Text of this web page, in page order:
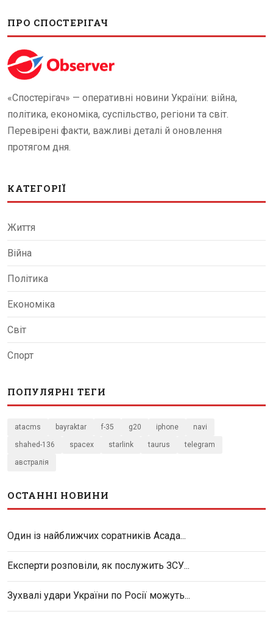
ПРО СПОСТЕРІГАЧ
«Спостерігач» — оперативні новини України: війна,
політика, економіка, суспільство, регіони та світ.
Перевірені факти, важливі деталі й оновлення
протягом дня.
КАТЕГОРІЇ
Життя
Війна
Політика
Економіка
Світ
Спорт
ПОПУЛЯРНІ ТЕГИ
atacms bayraktar f-35 g20 iphone navi
shahed-136 spacex starlink taurus telegram
австралія
ОСТАННІ НОВИНИ
Один із найближчих соратників Асада...
Експерти розповіли, як послужить ЗСУ...
Зухвалі удари України по Росії можуть...